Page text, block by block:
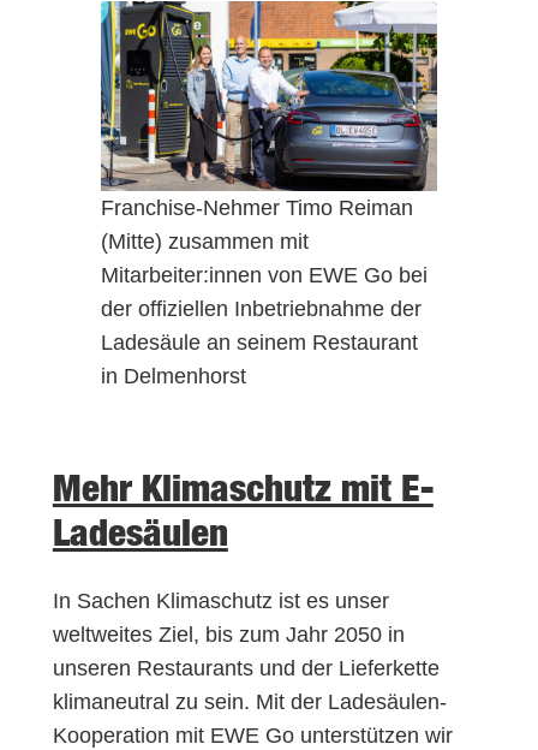
Franchise-Nehmer Timo Reiman
(Mitte) zusammen mit
Mitarbeiter:innen von EWE Go bei
der offiziellen Inbetriebnahme der
Ladesäule an seinem Restaurant
in Delmenhorst
Mehr Klimaschutz mit E-
Ladesäulen
In Sachen Klimaschutz ist es unser
weltweites Ziel, bis zum Jahr 2050 in
unseren Restaurants und der Lieferkette
klimaneutral zu sein. Mit der Ladesäulen-
Kooperation mit EWE Go unterstützen wir